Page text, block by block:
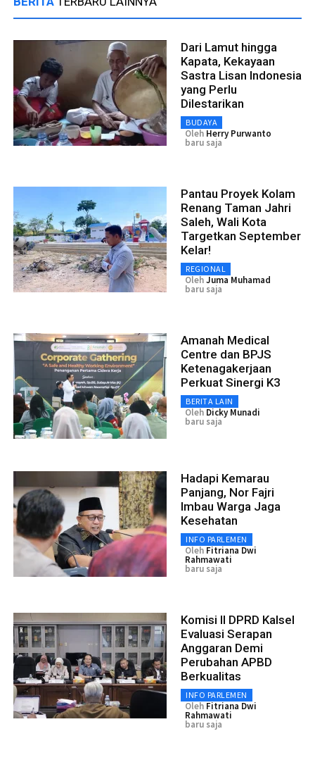
Dari Lamut hingga
Kapata, Kekayaan
Sastra Lisan Indonesia
yang Perlu
Dilestarikan
BUDAYA
Oleh Herry Purwanto
baru saja
Pantau Proyek Kolam
Renang Taman Jahri
Saleh, Wali Kota
Targetkan September
Kelar!
REGIONAL
OlehJuma Muhamad
baru saja
Amanah Medical
Centre dan BPJS
Ketenagakerjaan
Perkuat Sinergi K3
BERITA LAIN
Oleh Dicky Munadi
baru saja
Hadapi Kemarau
Panjang, Nor Fajri
Imbau Warga Jaga
Kesehatan
INFO PARLEMEN
Oleh Fitriana Dwi
Rahmawati
baru saja
Komisi II DPRD Kalsel
Evaluasi Serapan
Anggaran Demi
Perubahan APBD
Berkualitas
INFO PARLEMEN
Oleh Fitriana Dwi
Rahmawati
baru saja